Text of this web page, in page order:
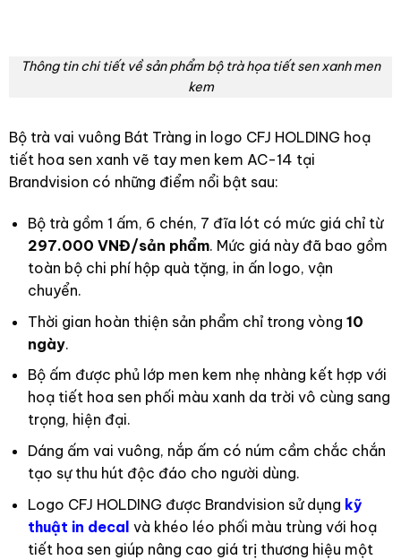
Thông tin chi tiết về sản phẩm bộ trà họa tiết sen xanh men
kem
Bộ trà vai vuông Bát Tràng in logo CFJ HOLDING hoạ
tiết hoa sen xanh vẽ tay men kem AC-14 tại
Brandvision có những điểm nổi bật sau:
Bộ trà gồm 1 ấm, 6 chén, 7 đĩa lót có mức giá chỉ từ
297.000 VNĐ/sản phẩm. Mức giá này đã bao gồm
toàn bộ chi phí hộp quà tặng, in ấn logo, vận
chuyển.
Thời gian hoàn thiện sản phẩm chỉ trong vòng 10
ngày.
Bộ ấm được phủ lớp men kem nhẹ nhàng kết hợp với
hoạ tiết hoa sen phối màu xanh da trời vô cùng sang
trọng, hiện đại.
Dáng ấm vai vuông, nắp ấm có núm cầm chắc chắn
tạo sự thu hút độc đáo cho người dùng.
Logo CFJ HOLDING được Brandvision sử dụng kỹ
thuật in decal và khéo léo phối màu trùng với hoạ
tiết hoa sen giúp nâng cao giá trị thương hiệu một